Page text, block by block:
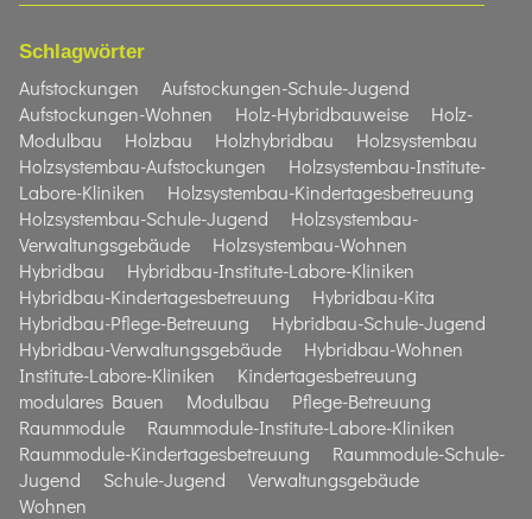
Schlagwörter
Aufstockungen
Aufstockungen-Schule-Jugend
Aufstockungen-Wohnen
Holz-Hybridbauweise
Holz-
Modulbau
Holzbau Holzhybridbau
Holzsystembau
Holzsystembau-Aufstockungen
Holzsystembau-Institute-
Labore-Kliniken
Holzsystembau-Kindertagesbetreuung
Holzsystembau-Schule-Jugend
Holzsystembau-
Verwaltungsgebäude
Holzsystembau-Wohnen
Hybridbau
Hybridbau-Institute-Labore-Kliniken
Hybridbau-Kindertagesbetreuung
Hybridbau-Kita
Hybridbau-Pflege-Betreuung
Hybridbau-Schule-Jugend
Hybridbau-Verwaltungsgebäude
Hybridbau-Wohnen
Institute-Labore-Kliniken
Kindertagesbetreuung
modulares Bauen
Modulbau
Pflege-Betreuung
Raummodule
Raummodule-Institute-Labore-Kliniken
Raummodule-Kindertagesbetreuung
Raummodule-Schule-
Jugend
Schule-Jugend
Verwaltungsgebäude
Wohnen